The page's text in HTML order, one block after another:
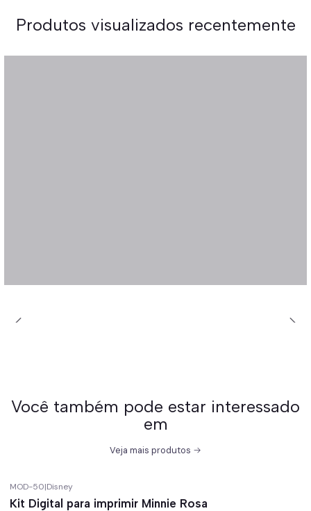
Produtos visualizados recentemente
Você também pode estar interessado
em
Veja mais produtos
MOD-50|Disney
Kit Digital para imprimir Minnie Rosa